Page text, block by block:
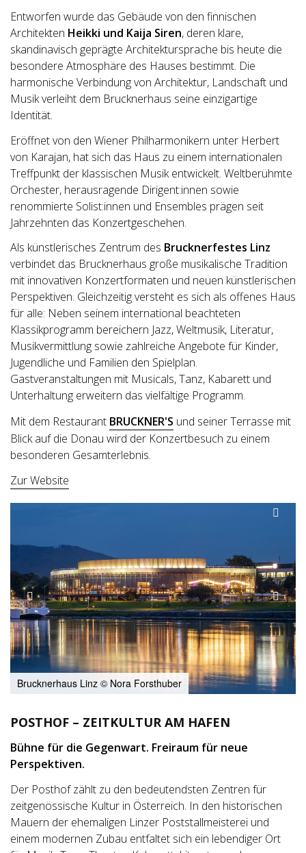
Entworfen wurde das Gebäude von den finnischen
Architekten Heikki und Kaija Siren, deren klare,
skandinavisch geprägte Architektursprache bis heute die
besondere Atmosphäre des Hauses bestimmt. Die
harmonische Verbindung von Architektur, Landschaft und
Musik verleiht dem Brucknerhaus seine einzigartige
Identität.
Eröffnet von den Wiener Philharmonikern unter Herbert
von Karajan, hat sich das Haus zu einem internationalen
Treffpunkt der klassischen Musik entwickelt. Weltberühmte
Orchester, herausragende Dirigent:innen sowie
renommierte Solist:innen und Ensembles prägen seit
Jahrzehnten das Konzertgeschehen.
Als künstlerisches Zentrum des Brucknerfestes Linz
verbindet das Brucknerhaus große musikalische Tradition
mit innovativen Konzertformaten und neuen künstlerischen
Perspektiven. Gleichzeitig versteht es sich als offenes Haus
für alle: Neben seinem international beachteten
Klassikprogramm bereichern Jazz, Weltmusik, Literatur,
Musikvermittlung sowie zahlreiche Angebote für Kinder,
Jugendliche und Familien den Spielplan.
Gastveranstaltungen mit Musicals, Tanz, Kabarett und
Unterhaltung erweitern das vielfältige Programm.
Mit dem Restaurant BRUCKNER'S und seiner Terrasse mit
Blick auf die Donau wird der Konzertbesuch zu einem
besonderen Gesamterlebnis.
Zur Website
Brucknerhaus Linz © Nora Forsthuber
POSTHOF – ZEITKULTUR AM HAFEN
Bühne für die Gegenwart. Freiraum für neue
Perspektiven.
Der Posthof zählt zu den bedeutendsten Zentren für
zeitgenössische Kultur in Österreich. In den historischen
Mauern der ehemaligen Linzer Poststallmeisterei und
einem modernen Zubau entfaltet sich ein lebendiger Ort